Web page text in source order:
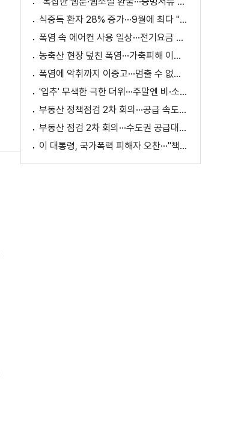
식중독 환자 28% 증가···9월에 최다 "입추 방심 금물"
폭염 속 에어컨 사용 일상···전기요금 줄이려면?
농축산 현장 덮친 폭염···가축피해 이틀 새 28만 마리↑
폭염에 악취까지 이중고···멈출 수 없는 필수노동
'입추' 무색한 극한 더위···주말엔 비·소나기
부동산 정책점검 2차 회의···공급 속도전 본격화하나
부동산 점검 2차 회의···수도권 공급대책 논의
이 대통령, 국가폭력 피해자 오찬···"책임지고 치유"